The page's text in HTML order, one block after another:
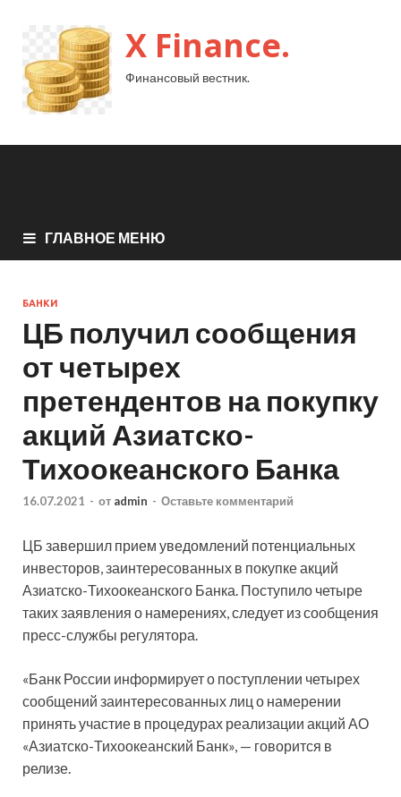
X Finance.
Финансовый вестник.
ГЛАВНОЕ МЕНЮ
БАНКИ
ЦБ получил сообщения
от четырех
претендентов на покупку
акций Азиатско-
Тихоокеанского Банка
16.07.2021 - от admin - Оставьте комментарий
ЦБ завершил прием уведомлений потенциальных
инвесторов, заинтересованных в покупке акций
Азиатско-Тихоокеанского Банка. Поступило четыре
таких заявления о намерениях, следует из сообщения
пресс-службы регулятора.
«Банк России информирует о поступлении четырех
сообщений заинтересованных лиц о намерении
принять участие в процедурах реализации акций АО
«Азиатско-Тихоокеанский Банк», — говорится в
релизе.